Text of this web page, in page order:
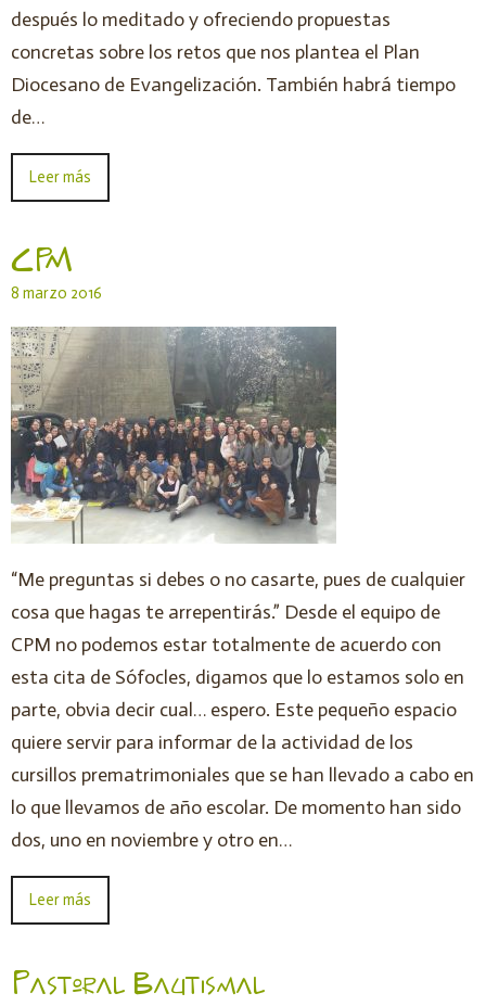
después lo meditado y ofreciendo propuestas
concretas sobre los retos que nos plantea el Plan
Diocesano de Evangelización. También habrá tiempo
de…
Leer más
CPM
8 marzo 2016
“Me preguntas si debes o no casarte, pues de cualquier
cosa que hagas te arrepentirás.” Desde el equipo de
CPM no podemos estar totalmente de acuerdo con
esta cita de Sófocles, digamos que lo estamos solo en
parte, obvia decir cual… espero. Este pequeño espacio
quiere servir para informar de la actividad de los
cursillos prematrimoniales que se han llevado a cabo en
lo que llevamos de año escolar. De momento han sido
dos, uno en noviembre y otro en…
Leer más
Pastoral Bautismal